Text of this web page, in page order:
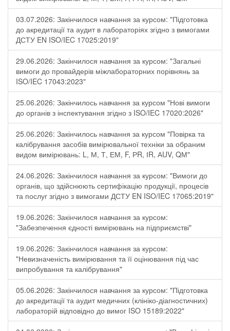
03.07.2026: Закінчилося навчання за курсом: "Підготовка
до акредитації та аудит в лабораторіях згідно з вимогами
ДСТУ EN ISO/IEC 17025:2019"
29.06.2026: Закінчилося навчання за курсом: "Загальні
вимоги до провайдерів міжлабораторних порівнянь за
ISO/IEC 17043:2023"
25.06.2026: Закінчилось навчання за курсом "Нові вимоги
до органів з інспектування згідно з ISO/IEC 17020:2026"
25.06.2026: Закінчилось навчання за курсом "Повірка та
калібрування засобів вимірювальної техніки за обраним
видом вимірювань: L, М, Т, ЕМ, F, РR, ІR, АUV, QМ"
24.06.2026: Закінчилося навчання за курсом: "Вимоги до
органів, що здійснюють сертифікацію продукції, процесів
та послуг згідно з вимогами ДСТУ EN ISO/IEC 17065:2019"
19.06.2026: Закінчилося навчання за курсом:
"Забезпечення єдності вимірювань на підприємстві"
19.06.2026: Закінчилося навчання за курсом:
"Невизначеність вимірювання та її оцінювання під час
випробування та калібрування"
05.06.2026: Закінчилося навчання за курсом: "Підготовка
до акредитації та аудит медичних (клініко-діагностичних)
лабораторій відповідно до вимог ISO 15189:2022"